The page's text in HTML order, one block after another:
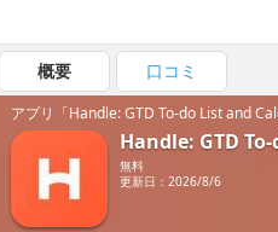
概要 口コミ
アプリ「Handle: GTD To-do List and
Handle: GTD
無料
更新日：2026/8/6